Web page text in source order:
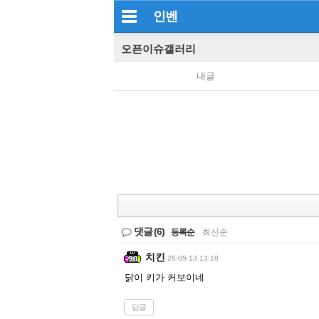
인벤
오픈이슈갤러리
내글
댓글(6) 등록순 최신순
치킨 26-05-13 13:18
닭이 키가 커보이네
답글